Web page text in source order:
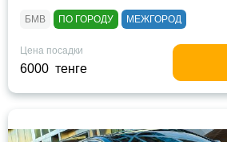
БМВ ПО ГОРОДУ МЕЖГОРОД
Цена посадки
6000 тенге